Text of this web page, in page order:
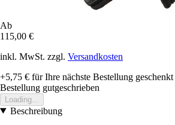
Ab
115,00 €
inkl. MwSt. zzgl. Versandkosten
+5,75 € für Ihre nächste Bestellung geschenkt
Bestellung gutgeschrieben
Loading...
Beschreibung